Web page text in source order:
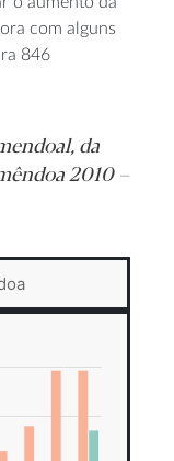
com alguns
846
da
2010 –